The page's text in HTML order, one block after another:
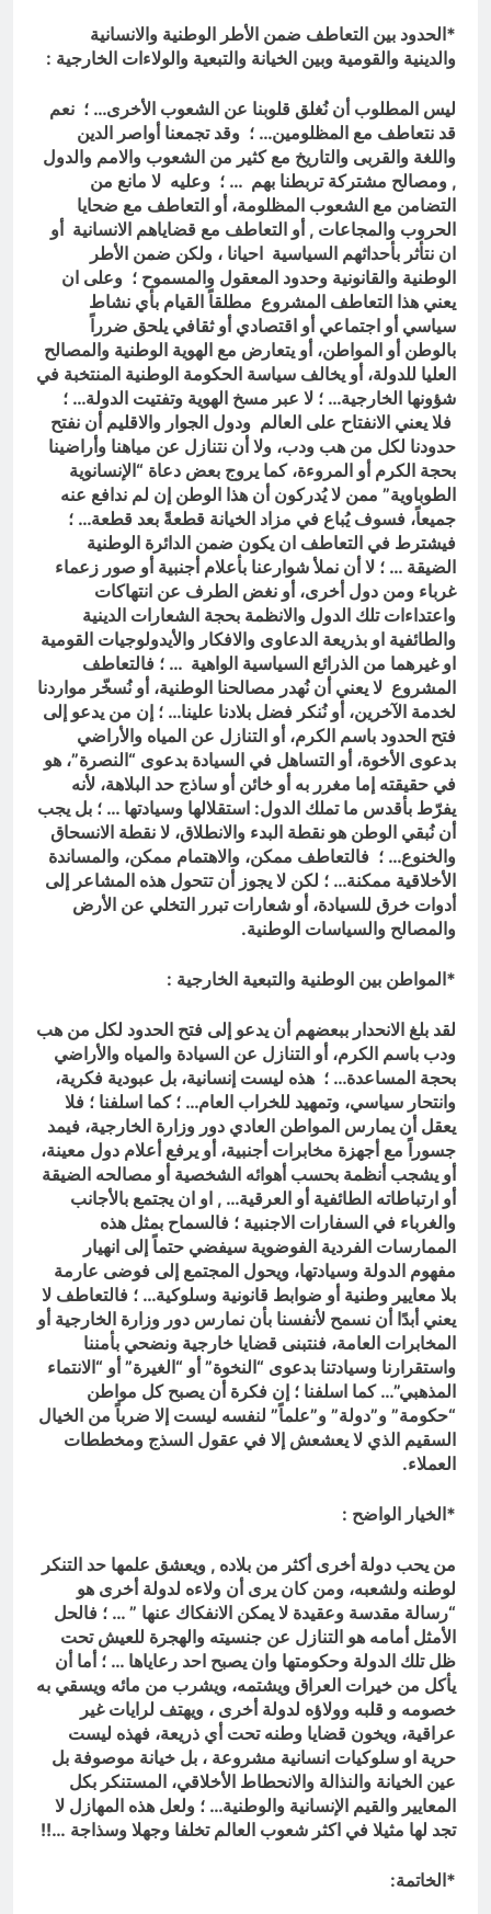
*الحدود بين التعاطف ضمن الأطر الوطنية والانسانية
والدينية والقومية وبين الخيانة والتبعية والولاءات الخارجية :
ليس المطلوب أن نُغلق قلوبنا عن الشعوب الأخرى… ؛ نعم
قد نتعاطف مع المظلومين… ؛ وقد تجمعنا أواصر الدين
واللغة والقربى والتاريخ مع كثير من الشعوب والامم والدول
, ومصالح مشتركة تربطنا بهم … ؛ وعليه لا مانع من
التضامن مع الشعوب المظلومة، أو التعاطف مع ضحايا
الحروب والمجاعات , أو التعاطف مع قضاياهم الانسانية أو
ان نتأثر بأحداثهم السياسية احيانا ، ولكن ضمن الأطر
الوطنية والقانونية وحدود المعقول والمسموح ؛ وعلى ان
يعني هذا التعاطف المشروع مطلقاً القيام بأي نشاط
سياسي أو اجتماعي أو اقتصادي أو ثقافي يلحق ضرراً
بالوطن أو المواطن، أو يتعارض مع الهوية الوطنية والمصالح
العليا للدولة، أو يخالف سياسة الحكومة الوطنية المنتخبة في
شؤونها الخارجية… ؛ لا عبر مسخ الهوية وتفتيت الدولة… ؛
فلا يعني الانفتاح على العالم ودول الجوار والاقليم أن نفتح
حدودنا لكل من هب ودب، ولا أن نتنازل عن مياهنا وأراضينا
بحجة الكرم أو المروءة، كما يروج بعض دعاة “الإنسانوية
الطوباوية” ممن لا يُدركون أن هذا الوطن إن لم ندافع عنه
جميعاً، فسوف يُباع في مزاد الخيانة قطعةً بعد قطعة… ؛
فيشترط في التعاطف ان يكون ضمن الدائرة الوطنية
الضيقة … ؛ لا أن نملأ شوارعنا بأعلام أجنبية أو صور زعماء
غرباء ومن دول أخرى، أو نغض الطرف عن انتهاكات
واعتداءات تلك الدول والانظمة بحجة الشعارات الدينية
والطائفية او بذريعة الدعاوى والافكار والأيدولوجيات القومية
او غيرهما من الذرائع السياسية الواهية … ؛ فالتعاطف
المشروع لا يعني أن نُهدر مصالحنا الوطنية، أو نُسخّر مواردنا
لخدمة الآخرين، أو نُنكر فضل بلادنا علينا… ؛ إن من يدعو إلى
فتح الحدود باسم الكرم، أو التنازل عن المياه والأراضي
بدعوى الأخوة، أو التساهل في السيادة بدعوى “النصرة”، هو
في حقيقته إما مغرر به أو خائن أو ساذج حد البلاهة، لأنه
يفرّط بأقدس ما تملك الدول: استقلالها وسيادتها … ؛ بل يجب
أن نُبقي الوطن هو نقطة البدء والانطلاق، لا نقطة الانسحاق
والخنوع… ؛ فالتعاطف ممكن، والاهتمام ممكن، والمساندة
الأخلاقية ممكنة… ؛ لكن لا يجوز أن تتحول هذه المشاعر إلى
أدوات خرق للسيادة، أو شعارات تبرر التخلي عن الأرض
والمصالح والسياسات الوطنية.
*المواطن بين الوطنية والتبعية الخارجية :
لقد بلغ الانحدار ببعضهم أن يدعو إلى فتح الحدود لكل من هب
ودب باسم الكرم، أو التنازل عن السيادة والمياه والأراضي
بحجة المساعدة… ؛ هذه ليست إنسانية، بل عبودية فكرية،
وانتحار سياسي، وتمهيد للخراب العام… ؛ كما اسلفنا ؛ فلا
يعقل أن يمارس المواطن العادي دور وزارة الخارجية، فيمد
جسوراً مع أجهزة مخابرات أجنبية، أو يرفع أعلام دول معينة،
أو يشجب أنظمة بحسب أهوائه الشخصية أو مصالحه الضيقة
أو ارتباطاته الطائفية أو العرقية… , او ان يجتمع بالأجانب
والغرباء في السفارات الاجنبية ؛ فالسماح بمثل هذه
الممارسات الفردية الفوضوية سيفضي حتماً إلى انهيار
مفهوم الدولة وسيادتها، ويحول المجتمع إلى فوضى عارمة
بلا معايير وطنية أو ضوابط قانونية وسلوكية… ؛ فالتعاطف لا
يعني أبدًا أن نسمح لأنفسنا بأن نمارس دور وزارة الخارجية أو
المخابرات العامة، فنتبنى قضايا خارجية ونضحي بأمننا
واستقرارنا وسيادتنا بدعوى “النخوة” أو “الغيرة” أو “الانتماء
المذهبي”… كما اسلفنا ؛ إن فكرة أن يصبح كل مواطن
“حكومة” و”دولة” و”علماً” لنفسه ليست إلا ضرباً من الخيال
السقيم الذي لا يعشعش إلا في عقول السذج ومخططات
العملاء.
*الخيار الواضح :
من يحب دولة أخرى أكثر من بلاده , ويعشق علمها حد التنكر
لوطنه ولشعبه، ومن كان يرى أن ولاءه لدولة أخرى هو
“رسالة مقدسة وعقيدة لا يمكن الانفكاك عنها ” … ؛ فالحل
الأمثل أمامه هو التنازل عن جنسيته والهجرة للعيش تحت
ظل تلك الدولة وحكومتها وان يصبح احد رعاياها … ؛ أما أن
يأكل من خيرات العراق ويشتمه، ويشرب من مائه ويسقي به
خصومه و قلبه وولاؤه لدولة أخرى ، ويهتف لرايات غير
عراقية، ويخون قضايا وطنه تحت أي ذريعة، فهذه ليست
حرية او سلوكيات انسانية مشروعة ، بل خيانة موصوفة بل
عين الخيانة والنذالة والانحطاط الأخلاقي، المستنكر بكل
المعايير والقيم الإنسانية والوطنية… ؛ ولعل هذه المهازل لا
تجد لها مثيلا في اكثر شعوب العالم تخلفا وجهلا وسذاجة …!!
*الخاتمة: